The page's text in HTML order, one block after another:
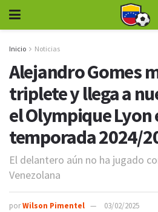
Inicio Noticias
Alejandro Gomes
triplete y llega a
el Olympique Lyon
temporada 2024/
El delantero aún no ha jugado
Venezolana
porWilson Pimentel 03/02/2025